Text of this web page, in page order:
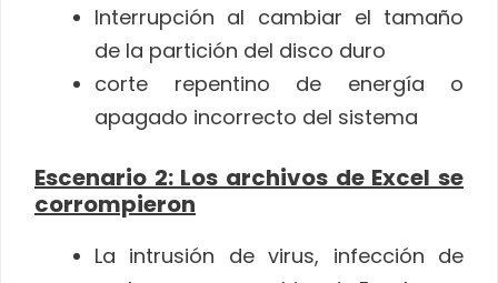
Interrupción al cambiar el tamaño
de la partición del disco duro
corte repentino de energía o
apagado incorrecto del sistema
Escenario 2: Los archivos de Excel se
corrompieron
La intrusión de virus, infección de